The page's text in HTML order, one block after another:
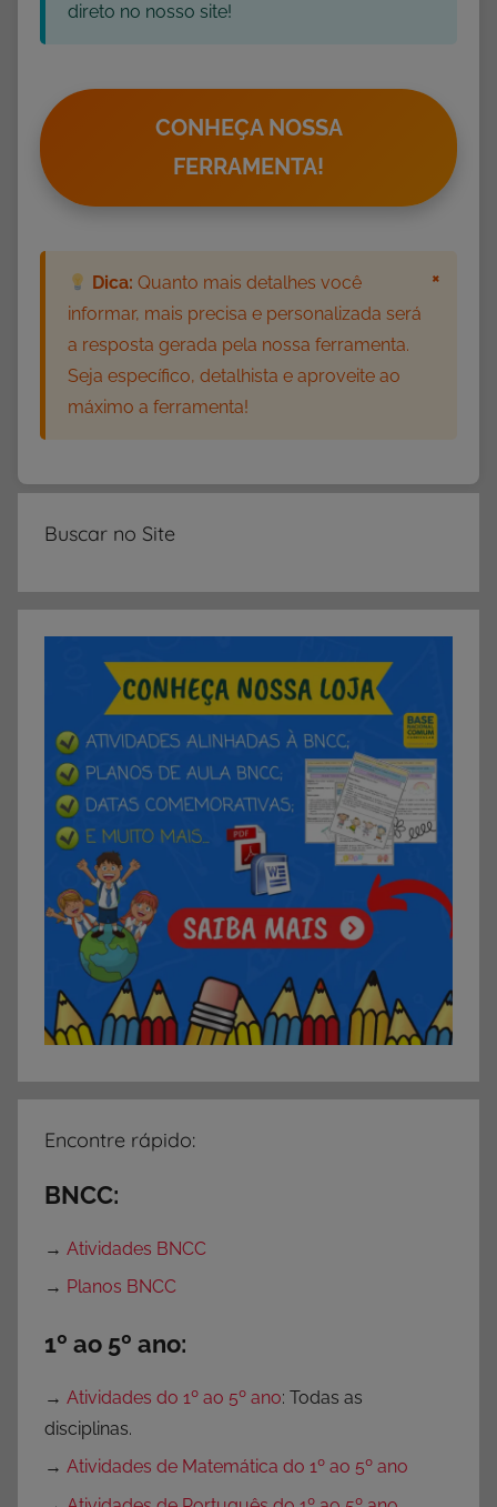
direto no nosso site!
CONHEÇA NOSSA
FERRAMENTA!
Dica: Quanto mais detalhes você
informar, mais precisa e personalizada será
a resposta gerada pela nossa ferramenta.
Seja específico, detalhista e aproveite ao
máximo a ferramenta!
×
Buscar no Site
Encontre rápido:
BNCC:
→ Atividades BNCC
→ Planos BNCC
1º ao 5º ano:
→ Atividades do 1º ao 5º ano: Todas as
disciplinas.
→ Atividades de Matemática do 1º ao 5º ano